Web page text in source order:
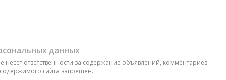
данных
ответственности за содержание объявлений, комментариев
сайта запрещен.